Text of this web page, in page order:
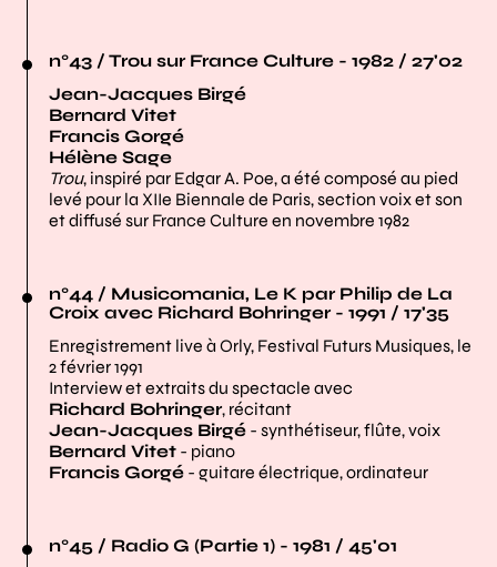
n°43 / Trou sur France Culture - 1982 / 27'02
Jean-Jacques Birgé
Bernard Vitet
Francis Gorgé
Hélène Sage
Trou, inspiré par Edgar A. Poe, a été composé au pied
levé pour la XIIe Biennale de Paris, section voix et son
et diffusé sur France Culture en novembre 1982
n°44 / Musicomania, Le K par Philip de La
Croix avec Richard Bohringer - 1991 / 17'35
Enregistrement live à Orly, Festival Futurs Musiques, le
2 février 1991
Interview et extraits du spectacle avec
Richard Bohringer, récitant
Jean-Jacques Birgé - synthétiseur, flûte, voix
Bernard Vitet - piano
Francis Gorgé - guitare électrique, ordinateur
n°45 / Radio G (Partie 1) - 1981 / 45'01